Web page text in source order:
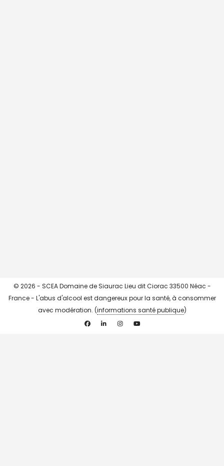
© 2026 - SCEA Domaine de Siaurac Lieu dit Ciorac 33500 Néac -
France - L'abus d'alcool est dangereux pour la santé, à consommer
avec modération. (informations santé publique)
FacebookLinkedin InstagramYouTube